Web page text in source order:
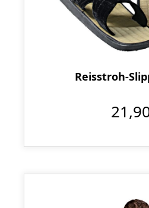
Reisstroh-